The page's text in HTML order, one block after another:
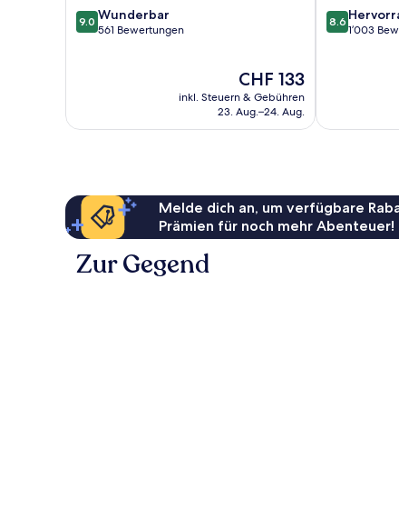
9.0
von
9.0 Wunderbar
561 Bewertungen
Der
Preis
beträgt
CHF 133
inkl. Steuern & Gebühren
23. Aug.–24. Aug.
8.6
von
8.6
1’003
Melde dich an, um verfügbare
Prämien für noch mehr Abenteuer!
Zur Gegend